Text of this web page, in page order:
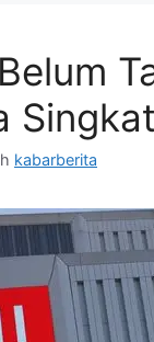
kabarberita